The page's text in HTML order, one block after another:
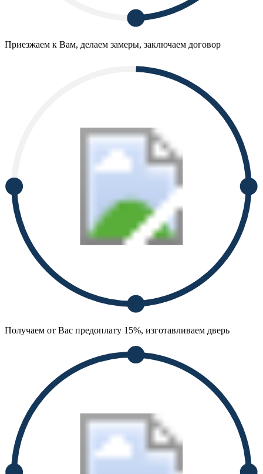
Приезжаем к Вам, делаем замеры, заключаем договор
Получаем от Вас предоплату 15%, изготавливаем дверь